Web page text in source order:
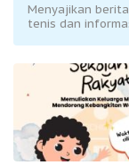
Menyajikan
tenis dan